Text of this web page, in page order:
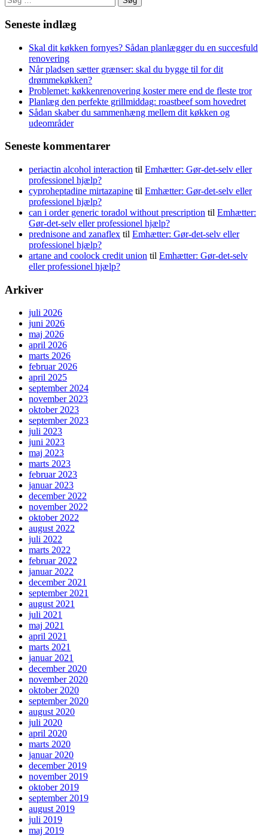
efter:
Seneste indlæg
Skal dit køkken fornyes? Sådan planlægger du en succesfuld
renovering
Når pladsen sætter grænser: skal du bygge til for dit
drømmekøkken?
Problemet: køkkenrenovering koster mere end de fleste tror
Planlæg den perfekte grillmiddag: roastbeef som hovedret
Sådan skaber du sammenhæng mellem dit køkken og
udeområder
Seneste kommentarer
periactin alcohol interaction til Emhætter: Gør-det-selv eller
professionel hjælp?
cyproheptadine mirtazapine til Emhætter: Gør-det-selv eller
professionel hjælp?
can i order generic toradol without prescription til Emhætter:
Gør-det-selv eller professionel hjælp?
prednisone and zanaflex til Emhætter: Gør-det-selv eller
professionel hjælp?
artane and coolock credit union til Emhætter: Gør-det-selv
eller professionel hjælp?
Arkiver
juli 2026
juni 2026
maj 2026
april 2026
marts 2026
februar 2026
april 2025
september 2024
november 2023
oktober 2023
september 2023
juli 2023
juni 2023
maj 2023
marts 2023
februar 2023
januar 2023
december 2022
november 2022
oktober 2022
august 2022
juli 2022
marts 2022
februar 2022
januar 2022
december 2021
september 2021
august 2021
juli 2021
maj 2021
april 2021
marts 2021
januar 2021
december 2020
november 2020
oktober 2020
september 2020
august 2020
juli 2020
april 2020
marts 2020
januar 2020
december 2019
november 2019
oktober 2019
september 2019
august 2019
juli 2019
maj 2019